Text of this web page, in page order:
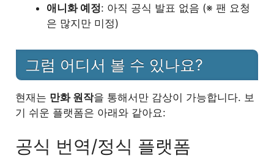
애니화 예정: 아직 공식 발표 없음 (※ 팬 요청
은 많지만 미정)
그럼 어디서 볼 수 있나요?
현재는 만화 원작을 통해서만 감상이 가능합니다. 보
기 쉬운 플랫폼은 아래와 같아요:
공식 번역/정식 플랫폼